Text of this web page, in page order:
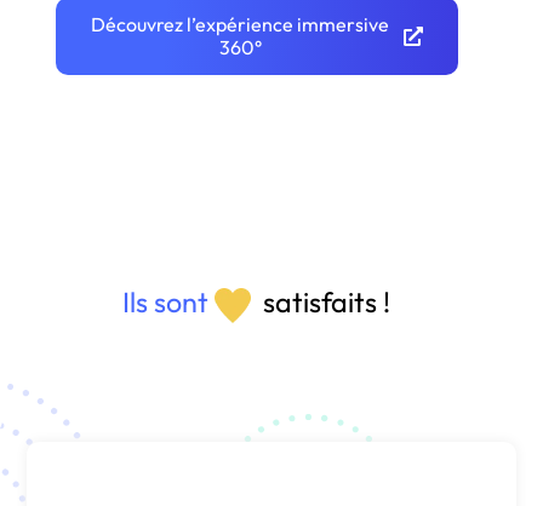
Découvrez l’expérience immersive
360°
Ils sont satisfaits !